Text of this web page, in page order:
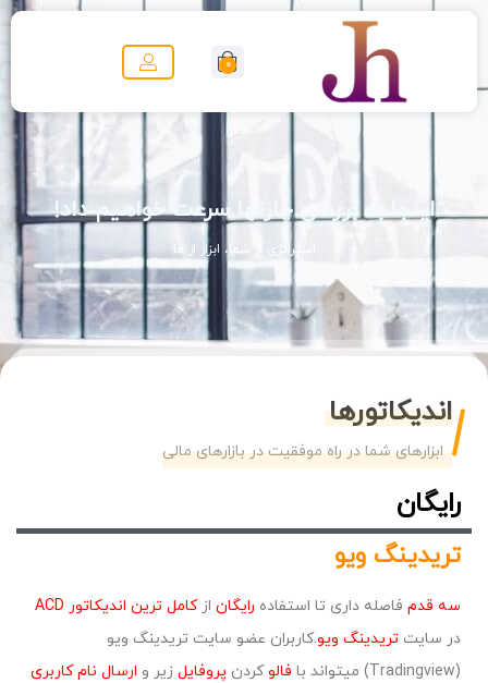
0
اینجا به بررسی چارتها سرعت خواهیم داد!
استراتژی از شما، ابزار از ما
اندیکاتورها
ابزارهای شما در راه موفقیت در بازارهای مالی
رایگان
تریدینگ ویو ​
سه قدم فاصله داری تا استفاده رایگان ازکامل ترین اندیکاتور ACD
در سایت تریدینگ ویو.کاربران عضو سایت تریدینگ ویو
(Tradingview) میتواند با
فالوکردن پروفایل زیر و ارسال نام کاربری